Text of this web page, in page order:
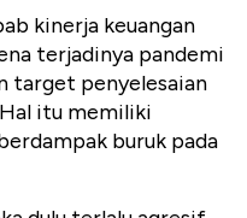
kinerja keuangan
terjadinya pandemi
target penyelesaian
itu memiliki
buruk pada